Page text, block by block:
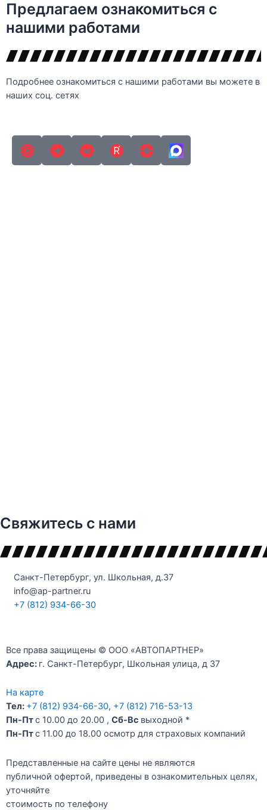
Предлагаем ознакомиться с
нашими работами
Подробнее ознакомиться с нашими работами вы можете в
наших соц. сетях
Свяжитесь с нами
Санкт-Петербург, ул. Школьная, д.37
info@ap-partner.ru
+7 (812) 934-66-30
Все права защищены © ООО «АВТОПАРТНЕР»
Адрес: г. Санкт-Петербург, Школьная улица, д 37
На карте
Тел: +7 (812) 934-66-30, +7 (812) 716-53-13
Пн-Птс 10.00 до 20.00 , Сб-Вс выходной *
Пн-Птc 11.00 до 18.00 осмотр для страховых компаний
Представленные на сайте цены не являются
публичной офертой, приведены в ознакомительных целях,
уточняйте
стоимость по телефону